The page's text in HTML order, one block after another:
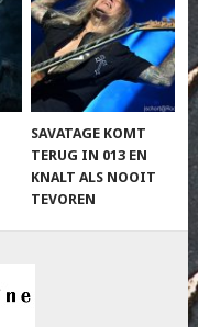
SAVATAGE KOMT
TERUG IN 013 EN
KNALT ALS NOOIT
TEVOREN